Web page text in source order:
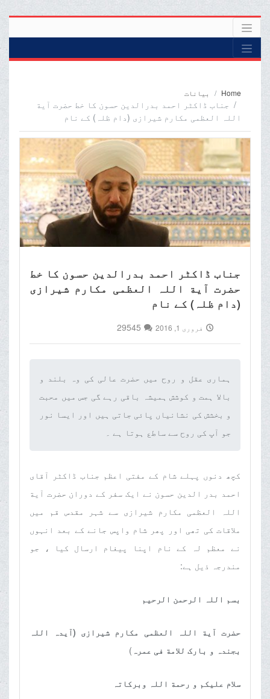
Home بیانات
جناب ڈاکٹر احمد بدرالدین حسون کا خط حضرت آیة
اللہ العظمی مکارم شیرازی (دام ظلہ) کے نام
جناب ڈاکٹر احمد بدرالدین حسون کا خط
حضرت آیة اللہ العظمی مکارم شیرازی
(دام ظلہ) کے نام
فروری 1, 2016 29545
ہماری عقل و روح میں حضرت عالی کی وہ بلند و
بالا ہمت و کوشش ہمیشہ باقی رہے گی جس میں محبت
و بخشش کی نشانیاں پائی جاتی ہیں اور ایسا نور
جو آپ کی روح سے ساطع ہوتا ہے ۔‌
کچھ دنوں پہلے شام کے مفتی اعظم جناب ڈاکٹر آقای
احمد بدر الدین حسون نے ایک سفر کے دوران حضرت آیة
اللہ العظمی مکارم شیرازی سے شہر مقدس قم میں
ملاقات کی تھی اور پھر شام واپس جانے کے بعد انہوں
نے معظم لہ کے نام اپنا پیغام ارسال کیا ، جو
مندرجہ ذیل ہے:
بسم اللہ الرحمن الرحیم
حضرت آیة اللہ العظمی مکارم شیرازی (آیدہ اللہ
بجندہ و بارک للامة فی عمرہ (
سلام علیکم و رحمة اللہ وبرکاتہ